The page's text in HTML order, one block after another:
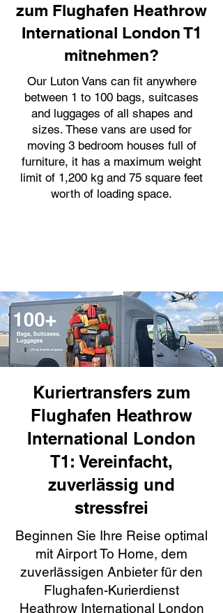
zum Flughafen Heathrow
International London T1
mitnehmen?
Our Luton Vans can fit anywhere
between 1 to 100 bags, suitcases
and luggages of all shapes and
sizes. These vans are used for
moving 3 bedroom houses full of
furniture, it has a maximum weight
limit of 1,200 kg and 75 square feet
worth of loading space.
Kuriertransfers zum
Flughafen Heathrow
International London
T1: Vereinfacht,
zuverlässig und
stressfrei
Beginnen Sie Ihre Reise optimal
mit Airport To Home, dem
zuverlässigen Anbieter für den
Flughafen-Kurierdienst
Heathrow International London